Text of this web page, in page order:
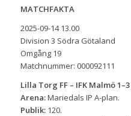
MATCHFAKTA
2025-09-14 13.00
Division 3 Södra Götaland
Omgång 19
Matchnummer: 000092111
Lilla Torg FF – IFK Malmö
Arena:Mariedals IP A-plan.
Publik:120.